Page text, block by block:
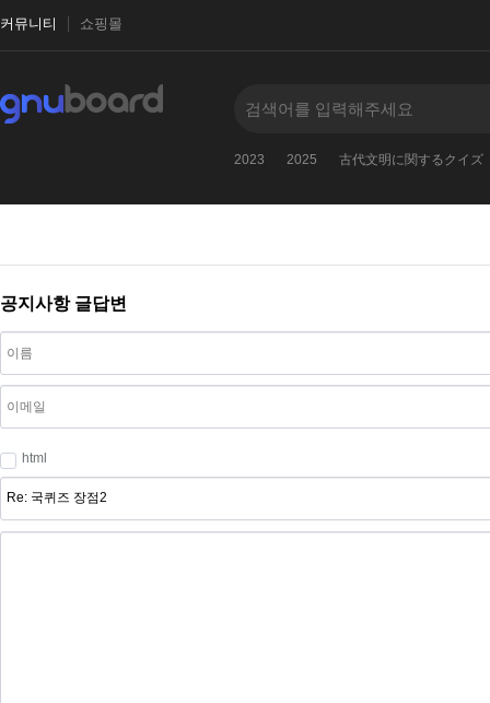
커뮤니티 쇼핑몰
2023 2025 古代文明に関するクイズ
공지사항 글답변
html